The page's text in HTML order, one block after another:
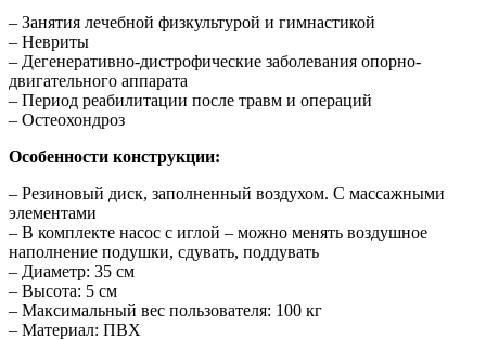
– Занятия лечебной физкультурой и гимнастикой
– Невриты
– Дегенеративно-дистрофические заболевания опорно-
двигательного аппарата
– Период реабилитации после травм и операций
– Остеохондроз
Особенности конструкции:
– Резиновый диск, заполненный воздухом. С массажными
элементами
– В комплекте насос с иглой – можно менять воздушное
наполнение подушки, сдувать, поддувать
– Диаметр: 35 см
– Высота: 5 см
– Максимальный вес пользователя: 100 кг
– Материал: ПВХ